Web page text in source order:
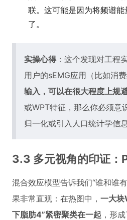
联。这可能是因为将频谱
了。
实操心得：这个发现对工程
用户的sEMG应用（比如消
输入，可以在很大程度上规
或WPT特征，那么你必须意
归一化或引入人口统计学信
3.3 多元视角的印证：
混合效应模型告诉我们“谁和谁
果非常直观：在热图中， 一大块
下脂肪4”紧密聚类在一起 ，形